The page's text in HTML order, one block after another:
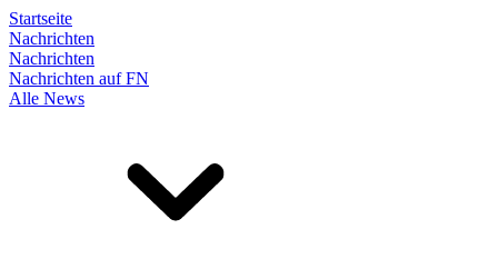
Startseite
Nachrichten
Nachrichten
Nachrichten auf FN
Alle News